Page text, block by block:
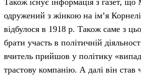
одружений з жінкою на ім’я
відбулося в 1918 р. Також саме з
брати участь в політичній
вчитель прийшов у політику
трастову компанію. А далі він став